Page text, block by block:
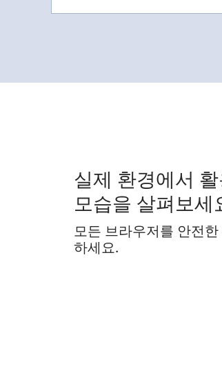
실제 환경에서
모습을 살펴보세
모든 브라우저를 안전
하세요.